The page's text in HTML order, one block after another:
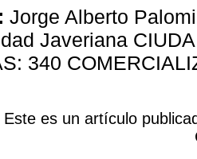
Jorge Alberto
Javeriana
340
Este es un artículo